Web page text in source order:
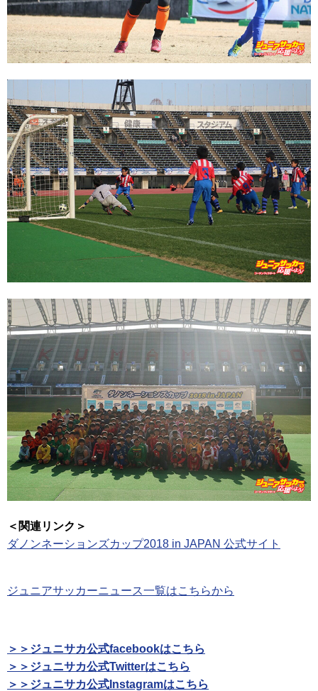
＜関連リンク＞
ダノンネーションズカップ2018 in JAPAN 公式サイト
ジュニアサッカーニュース一覧はこちらから
＞＞ジュニサカ公式facebookはこちら
＞＞ジュニサカ公式Twitterはこちら
＞＞ジュニサカ公式Instagramはこちら